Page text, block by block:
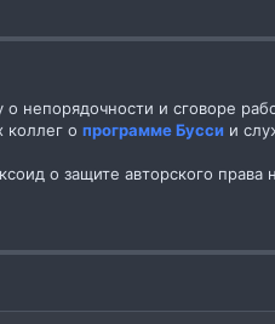
непорядочности и сговоре
коллег о программе Бусси и
о защите авторского